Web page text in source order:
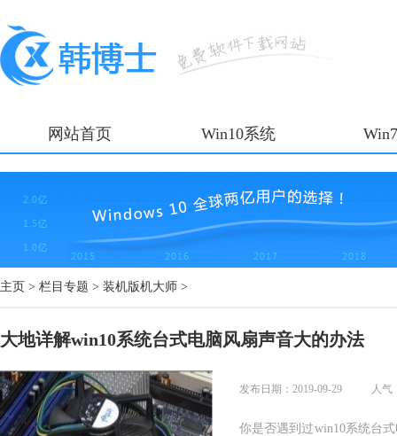
网站首页 Win10系统
主页 > 栏目专题 > 装机版机大师 >
大地详解win10系统台式电脑风扇声音大的办法
发布日期：2019-09-29 人气
你是否遇到过win10系统台